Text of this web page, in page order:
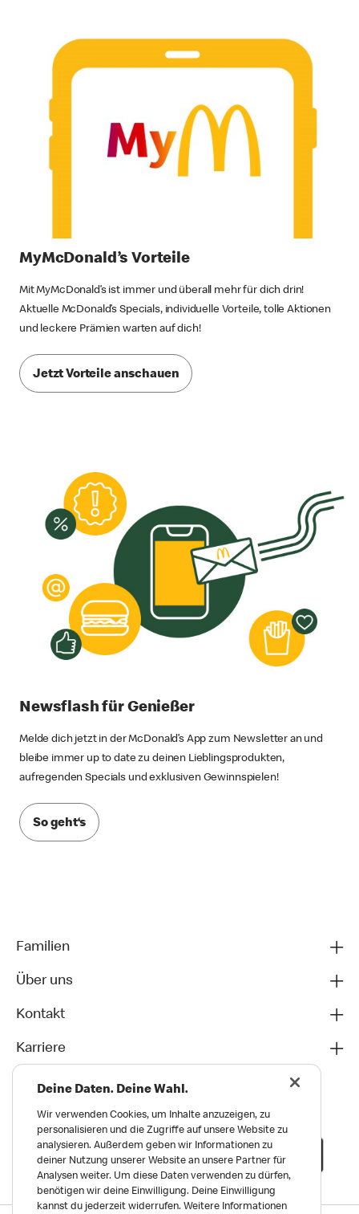
MyMcDonald’s Vorteile
Mit MyMcDonald’s ist immer und überall mehr für dich drin!
Aktuelle McDonald’s Specials, individuelle Vorteile, tolle Aktionen
und leckere Prämien warten auf dich!
Jetzt Vorteile anschauen
Newsflash für Genießer
Melde dich jetzt in der McDonald’s App zum Newsletter an und
bleibe immer up to date zu deinen Lieblingsprodukten,
aufregenden Specials und exklusiven Gewinnspielen!
So geht‘s
Familien
Über uns
Kontakt
Karriere
Deine Daten. Deine Wahl.
Wir verwenden Cookies, um Inhalte anzuzeigen, zu
personalisieren und die Zugriffe auf unsere Website zu
analysieren. Außerdem geben wir Informationen zu
deiner Nutzung unserer Website an unsere Partner für
Analysen weiter. Um diese Daten verwenden zu dürfen,
benötigen wir deine Einwilligung. Deine Einwilligung
kannst du jederzeit widerrufen. Weitere Informationen